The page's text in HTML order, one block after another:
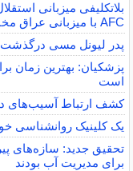
بلاتکلیفی میزبانی
AFC با میزبانی عراق مخالفت کرد
پدر لیونل مسی درگذشت
پزشکیان: بهترین زمان
است
کشف ارتباط آسیب‌های
یک کلینیک روانشناسی
تحقیق جدید: سازه‌های
برای مدیریت آب بودند